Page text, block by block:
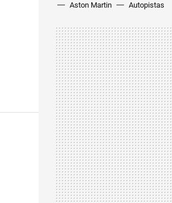
Aston Martin
Autopistas